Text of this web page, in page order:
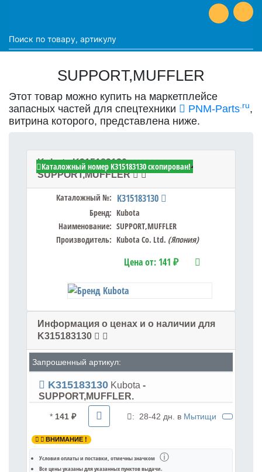
SUPPORT,MUFFLER
Этот товар можно купить на маркетплейсе
запасных частей для спецтехники
PNM-Parts.ru,
витрина которого, представлена ниже.
Kubota K315183130 -
SUPPORT,MUFFLER
Каталожный №: K315183130
Бренд: Kubota
Наименование: SUPPORT,MUFFLER
Производитель: Kubota Co. Ltd. (Япония)
Цена от: 141 ₽
Каталожный номер K315183130 скопирован!
Информация о ценах и о наличии для
K315183130
Запрошенный артикул:
K315183130 Kubota -
SUPPORT,MUFFLER.
* 141 ₽ : 28-42 дн. в Мытищи
ВНИМАНИЕ !
Условия оплаты и поставки, отмечны значком ⓘ
Все цены указаны дляуказанных пунктов выдачи.